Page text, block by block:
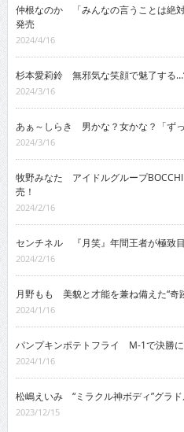
仲根なのか 「みんなの言うことは絶
発売
2024/4/16
杉本愛莉鈴 無邪気な笑顔で魅了する
2024/3/16
あぁ～しらき 男かな？女かな？「ずっ
2024/3/16
牧野みなた アイドルグループ
売！
2024/2/16
センチネル 『月笑』年間王者が極致
2024/2/16
月野もも 美貌と才能を兼ね備えた“奇
2024/1/16
パンプキンポテトフライ M-1で決勝に
2024/1/16
松嶋えいみ “ミラクル神ボディ”グラ
2023/12/15